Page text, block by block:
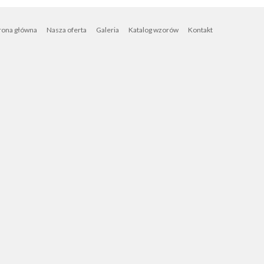
główna Nasza oferta Galeria Katalog wzorów Kontakt